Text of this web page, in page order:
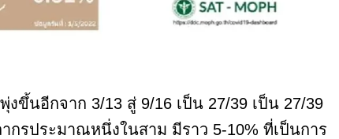
งขึ้นอีกจาก 3/13 สู่ 9/16 เป็น 27/39 เป็น 27/39
กรประมาณหนึ่งในสาม มีราว 5-10% ที่เป็นการ